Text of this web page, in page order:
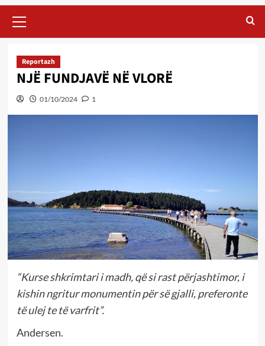
Menu
Reportazh
NJË FUNDJAVË NË VLORË
01/10/2024 1
“Kurse shkrimtari i madh, që si rast përjashtimor, i
kishin ngritur monumentin për së gjalli, preferonte
të ulej te të varfrit”.
Andersen.